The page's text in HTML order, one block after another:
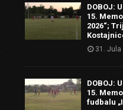
DOBOJ:
15.
2026“;
31. Jula
DOBOJ:
15.
fudbalu